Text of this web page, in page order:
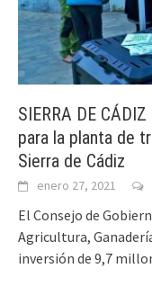
SIERRA DE
para la planta de
Sierra de Cádiz
enero 27, 2021
El Consejo de
Agricultura,
inversión de 9,7